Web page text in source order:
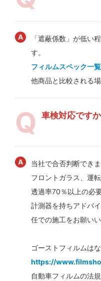
「遮蔽係数」が低い
す。
フィルムスペック一
他商品と比較される
車検対応です
当社で合否判断できま
フロントガラス、運
透過率70％以上の必
計測器を持ちアドバ
任での施工をお願いい
ゴーストフィルムは
https://
自動車フィルムの法